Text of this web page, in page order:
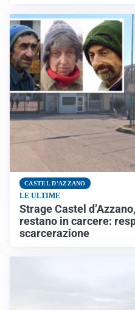
CASTEL D'AZZANO
LE ULTIME
Strage Castel
restano in carcere:
scarcerazione